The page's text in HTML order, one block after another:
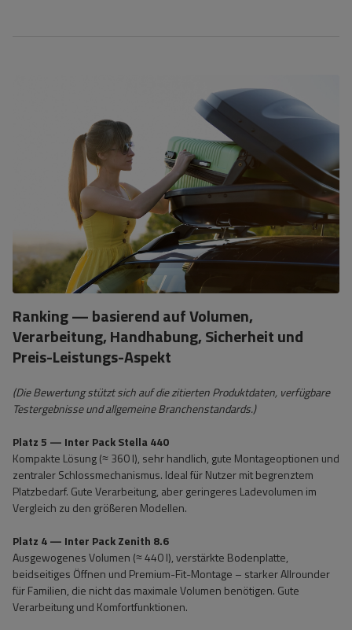
Ranking — basierend auf Volumen,
Verarbeitung, Handhabung, Sicherheit und
Preis-Leistungs-Aspekt
(Die Bewertung stützt sich auf die zitierten Produktdaten, verfügbare
Testergebnisse und allgemeine Branchenstandards.)
Platz 5 — Inter Pack Stella 440
Kompakte Lösung (≈ 360 l), sehr handlich, gute Montageoptionen und
zentraler Schlossmechanismus. Ideal für Nutzer mit begrenztem
Platzbedarf. Gute Verarbeitung, aber geringeres Ladevolumen im
Vergleich zu den größeren Modellen.
Platz 4 — Inter Pack Zenith 8.6
Ausgewogenes Volumen (≈ 440 l), verstärkte Bodenplatte,
beidseitiges Öffnen und Premium-Fit-Montage – starker Allrounder
für Familien, die nicht das maximale Volumen benötigen. Gute
Verarbeitung und Komfortfunktionen.